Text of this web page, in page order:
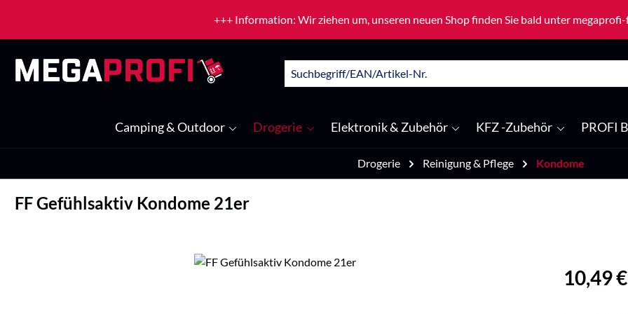
+++ Information: Wir ziehen um, unseren neuen Shop finden Sie bald unter
Camping & Outdoor Drogerie Elektronik & Zubehör KFZ -Zubehör PROFI
Drogerie Reinigung & Pflege Kondome
FF Gefühlsaktiv Kondome 21er
Regulärer
10,49 €